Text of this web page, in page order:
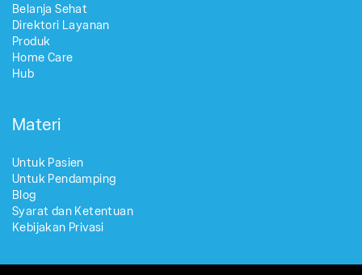
Belanja Sehat
Direktori Layanan
Produk
Home Care
Hub
Materi
Untuk Pasien
Untuk Pendamping
Blog
Syarat dan Ketentuan
Kebijakan Privasi